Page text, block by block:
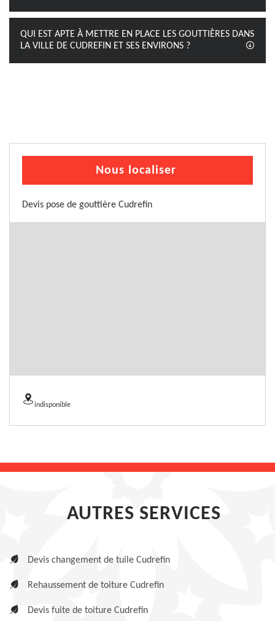
QUI EST APTE À METTRE EN PLACE LES GOUTTIÈRES DANS
LA VILLE DE CUDREFIN ET SES ENVIRONS ?
Nous localiser
Devis pose de gouttière Cudrefin
indisponible
AUTRES SERVICES
Devis changement de tuile Cudrefin
Rehaussement de toiture Cudrefin
Devis fuite de toiture Cudrefin